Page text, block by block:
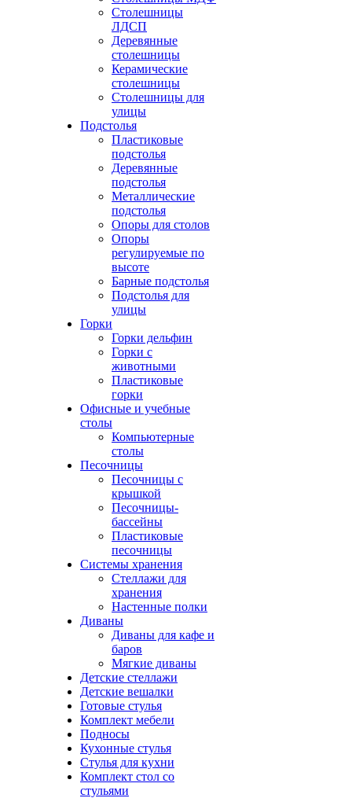
Столешницы
ЛДСП
Деревянные
столешницы
Керамические
столешницы
Столешницы для
улицы
Подстолья
Пластиковые
подстолья
Деревянные
подстолья
Металлические
подстолья
Опоры для столов
Опоры
регулируемые по
высоте
Барные подстолья
Подстолья для
улицы
Горки
Горки дельфин
Горки с
животными
Пластиковые
горки
Офисные и учебные
столы
Компьютерные
столы
Песочницы
Песочницы с
крышкой
Песочницы-
бассейны
Пластиковые
песочницы
Системы хранения
Стеллажи для
хранения
Настенные полки
Диваны
Диваны для кафе и
баров
Мягкие диваны
Детские стеллажи
Детские вешалки
Готовые стулья
Комплект мебели
Подносы
Кухонные стулья
Стулья для кухни
Комплект стол со
стульями